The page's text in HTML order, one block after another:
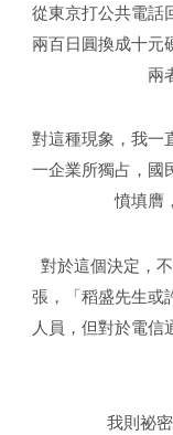
從東京打公共電話
兩百日圓換成十元
兩
對這種現象，我一
一企業所獨占，國
憤填膺
對於這個決定，
張，「稻盛先生或
人員，但對於電
我則祕